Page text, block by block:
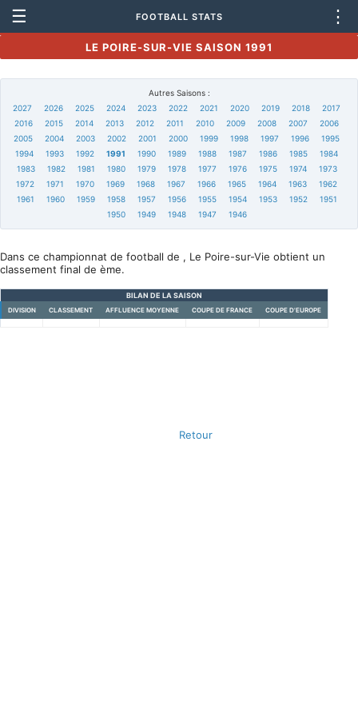
☰ FOOTBALL STATS ⋮
LE POIRE-SUR-VIE SAISON 1991
Autres Saisons :
2027
2026 2025 2024 2023 2022 2021 2020 2019 2018
2017
2016
2015 2014 2013 2012 2011 2010 2009 2008 2007
2006
2005
2004 2003 2002 2001 2000 1999 1998 1997 1996
1995
1994
1993 1992 1991 1990 1989 1988 1987 1986 1985
1984
1983
1982 1981 1980 1979 1978 1977 1976 1975 1974
1973
1972
1971 1970 1969 1968 1967 1966 1965 1964 1963
1962
1961
1960 1959 1958 1957 1956 1955 1954 1953 1952
1951
1950
1949 1948 1947 1946
Dans ce championnat de football de , Le Poire-sur-Vie obtient un
classement final de ème.
BILAN DE LA SAISON
DIVISION CLASSEMENT AFFLUENCE MOYENNE COUPE DE FRANCE COUPE D'EUROPE
Retour